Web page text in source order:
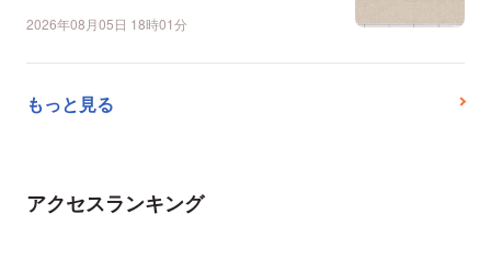
2026年08月05日 18時01分
もっと見る
アクセスランキング